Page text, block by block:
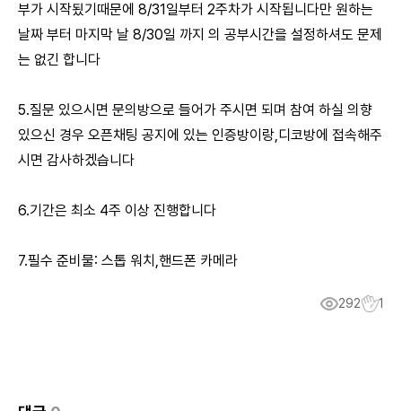
부가 시작됬기때문에 8/31일부터 2주차가 시작됩니다만 원하는
날짜 부터 마지막 날 8/30일 까지 의 공부시간을 설정하셔도 문제
는 없긴 합니다
5.질문 있으시면 문의방으로 들어가 주시면 되며 참여 하실 의향
있으신 경우 오픈채팅 공지에 있는 인증방이랑,디코방에 접속해주
시면 감사하겠습니다
6.기간은 최소 4주 이상 진행합니다
7.필수 준비물: 스톱 워치,핸드폰 카메라
292 1